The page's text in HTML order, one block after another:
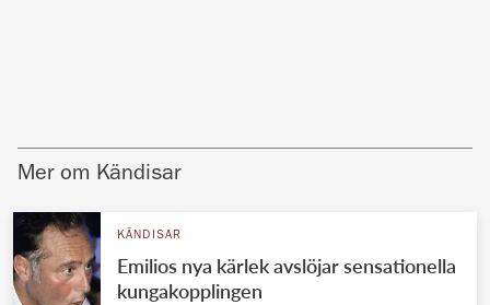
Mer om Kändisar
KÄNDISAR
Emilios nya kärlek avslöjar sensationella
kungakopplingen